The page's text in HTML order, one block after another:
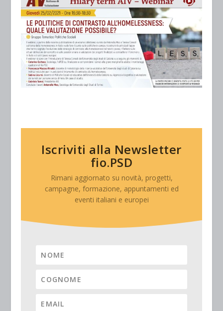
Iscriviti alla Newsletter
fio.PSD
Rimani aggiornato su novità, progetti,
campagne, formazione, appuntamenti ed
eventi italiani e europei